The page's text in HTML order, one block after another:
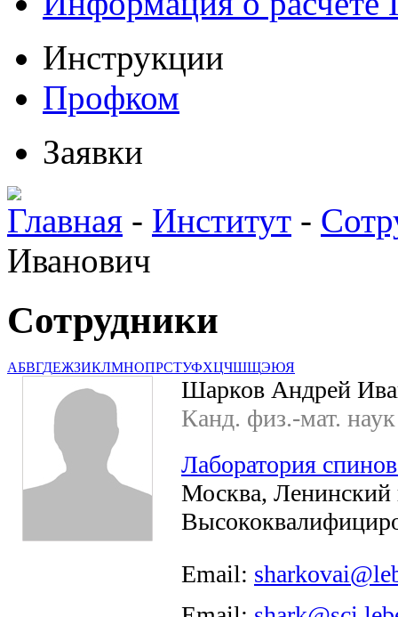
Инструкции
Профком
Заявки
Главная - Институт -
Иванович
Сотрудники
АБВГДЕЖЗИКЛМНОПРСТУФХЦЧШЩЭЮЯ
Шарков Андрей
Канд. физ.-мат. наук
Лаборатория
Москва, Ленинский
Email: